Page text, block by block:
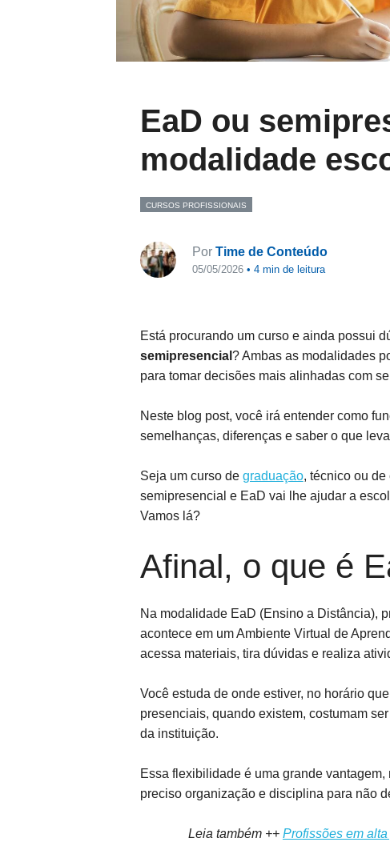
EaD ou
modalidade
CURSOS PROFISSIONAIS
Por Time de Conteúdo
05/05/2026 • 4 min de leitura
Está procurando um curso e ainda possui
semipresencial ? Ambas as modalidades
para tomar decisões mais alinhadas com
Neste blog post, você irá entender como
semelhanças, diferenças e saber o que
Seja um curso de graduação, técnico ou de
semipresencial e EaD vai lhe ajudar a
Vamos lá?
Afinal, o que é
Na modalidade EaD (Ensino a Distância),
acontece em um Ambiente Virtual de
acessa materiais, tira dúvidas e realiza
Você estuda de onde estiver, no horário
presenciais, quando existem, costumam
da instituição.
Essa flexibilidade é uma grande
preciso organização e disciplina para não
Leia também ++ Profissões em